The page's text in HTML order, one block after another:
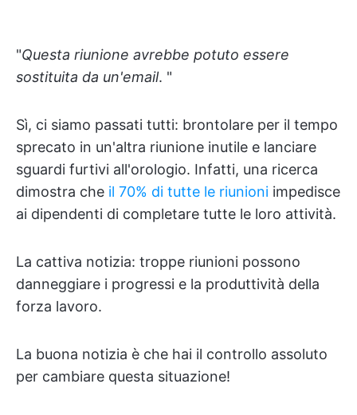
"Questa riunione avrebbe potuto essere
sostituita da un'email. "
Sì, ci siamo passati tutti: brontolare per il tempo
sprecato in un'altra riunione inutile e lanciare
sguardi furtivi all'orologio. Infatti, una ricerca
dimostra che il 70% di tutte le riunioni impedisce
ai dipendenti di completare tutte le loro attività.
La cattiva notizia: troppe riunioni possono
danneggiare i progressi e la produttività della
forza lavoro.
La buona notizia è che hai il controllo assoluto
per cambiare questa situazione!